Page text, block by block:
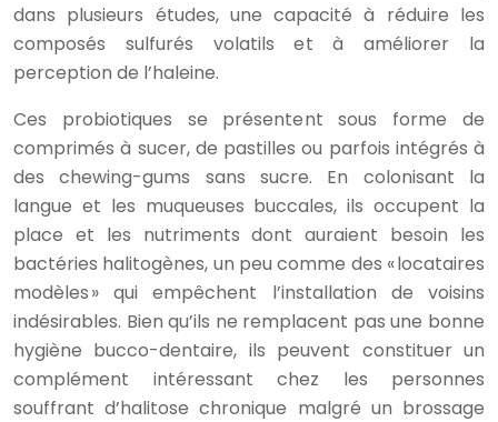
dans plusieurs études, une capacité à réduire les
composés sulfurés volatils et à améliorer la
perception de l’haleine.
Ces probiotiques se présentent sous forme de
comprimés à sucer, de pastilles ou parfois intégrés à
des chewing-gums sans sucre. En colonisant la
langue et les muqueuses buccales, ils occupent la
place et les nutriments dont auraient besoin les
bactéries halitogènes, un peu comme des « locataires
modèles » qui empêchent l’installation de voisins
indésirables. Bien qu’ils ne remplacent pas une bonne
hygiène bucco-dentaire, ils peuvent constituer un
complément intéressant chez les personnes
souffrant d’halitose chronique malgré un brossage